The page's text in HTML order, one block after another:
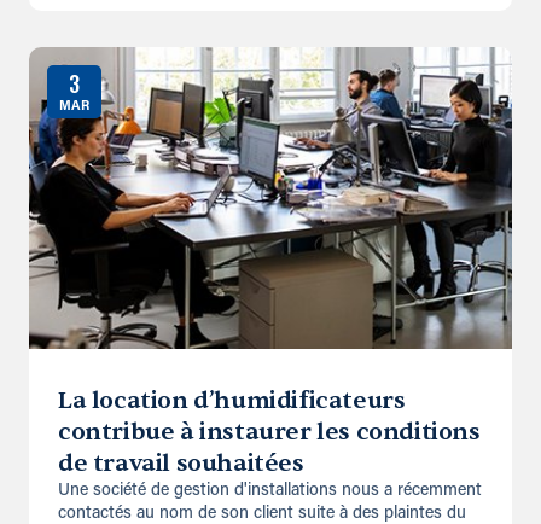
3
MAR
La location d’humidificateurs
contribue à instaurer les conditions
de travail souhaitées
Une société de gestion d'installations nous a récemment
contactés au nom de son client suite à des plaintes du